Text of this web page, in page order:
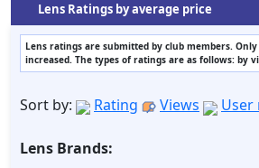
Lens Ratings by average price
Lens ratings are submitted by club members.
increased. The types of ratings are as follows: by
Sort by: Rating Views User
Lens Brands: